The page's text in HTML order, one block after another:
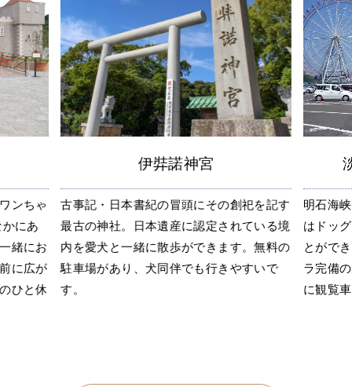
ンちゃ
にあ
緒にお
に広が
ひと休
伊弉諾神宮
古事記・日本書紀の冒頭にその創祀を記す
最古の神社。日本遺産に認定されている境
内を愛犬と一緒に散歩ができます。無料の
駐車場があり、犬同伴でも行きやすいで
す。
明石海
はドッ
とがで
ラ完備
に観覧